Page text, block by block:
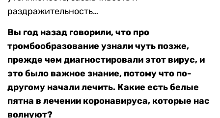
раздражительность…
Вы год назад говорили, что про
тромбообразование узнали чуть позже,
прежде чем диагностировали этот вирус, и
это было важное знание, потому что по-
другому начали лечить. Какие есть белые
пятна в лечении коронавируса, которые нас
волнуют?